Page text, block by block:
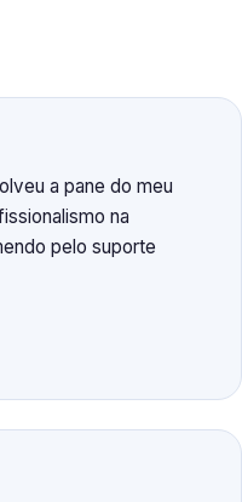
a pane do meu
na
pelo suporte